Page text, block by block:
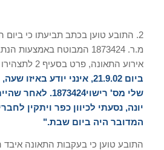
2. התובע טוען בכתב תביעתו כי ביום
מ.ר. 1873424
המבוטח באמצעות
אירוע התאונה, פרט בסעיף 2
ביום 21.9.02, אינני יודע באיזו שעה,
שלי מס' רישוי1873424. לאחר
יונה, נסעתי לכיוון כפר ויתקין
המדובר היה ביום שבת."
התובע טוען כי בעקבות התאונה איבד